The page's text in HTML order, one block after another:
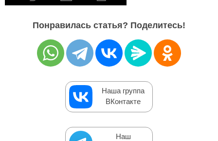
Понравилась статья? Поделитесь!
Наша группа
ВКонтакте
Наш